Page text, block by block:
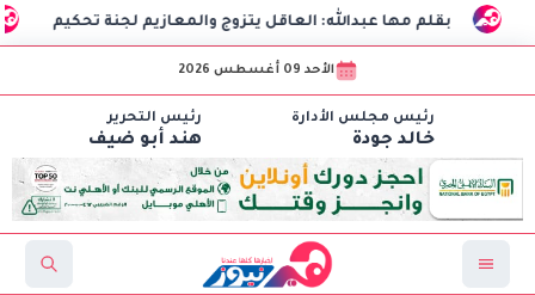
الذكاء مها عبدالله: العاقل يتزوج والمعازيم لجنة تحكيم
الأحد 09 أغسطس 2026
رئيس مجلس الأدارة
خالد جودة
رئيس التحرير
هند أبو ضيف